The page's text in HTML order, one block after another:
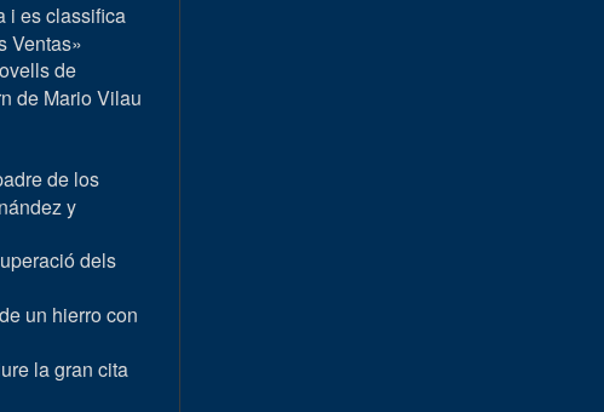
i es classifica
Ventas»
de
de Mario Vilau
de los
y
dels
un hierro con
la gran cita